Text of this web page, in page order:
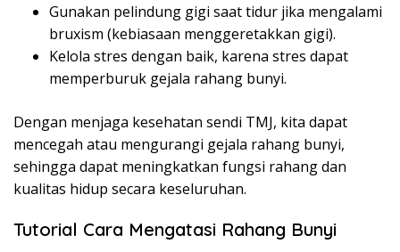
Gunakan pelindung gigi saat tidur jika mengalami
bruxism (kebiasaan menggeretakkan gigi).
Kelola stres dengan baik, karena stres dapat
memperburuk gejala rahang bunyi.
Dengan menjaga kesehatan sendi TMJ, kita dapat
mencegah atau mengurangi gejala rahang bunyi,
sehingga dapat meningkatkan fungsi rahang dan
kualitas hidup secara keseluruhan.
Tutorial Cara Mengatasi Rahang Bunyi